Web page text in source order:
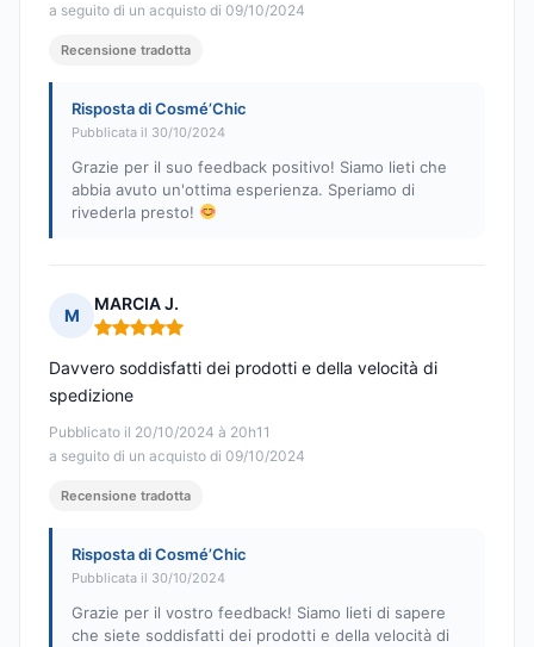
a seguito di un acquisto di 09/10/2024
Recensione tradotta
Risposta di Cosmé’Chic
Pubblicata il 30/10/2024
Grazie per il suo feedback positivo! Siamo lieti che
abbia avuto un'ottima esperienza. Speriamo di
rivederla presto!
M
MARCIA J.
Nota: 5 su 5
Pubblicato il 20/10/2024 à 20h11
a seguito di un acquisto di 09/10/2024
Davvero soddisfatti dei prodotti e della velocità di
spedizione
Recensione tradotta
Risposta di Cosmé’Chic
Pubblicata il 30/10/2024
Grazie per il vostro feedback! Siamo lieti di sapere
che siete soddisfatti dei prodotti e della velocità di